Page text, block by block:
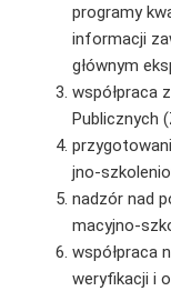
programy
informacji
głównym
współpraca
Publicznych
jno-
nadzór nad
macyjno-
współpraca
weryfikacji i